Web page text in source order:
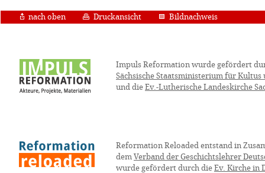
nach oben Druckansicht Bildnachweis
Impuls Reformation wurde gefördert
Sächsische Staatsministerium für Kultus
und die Ev.-Lutherische Landeskirche
Reformation Reloaded entstand in
dem Verband der Geschichtslehrer
wurde gefördert durch die Ev. Kirche in